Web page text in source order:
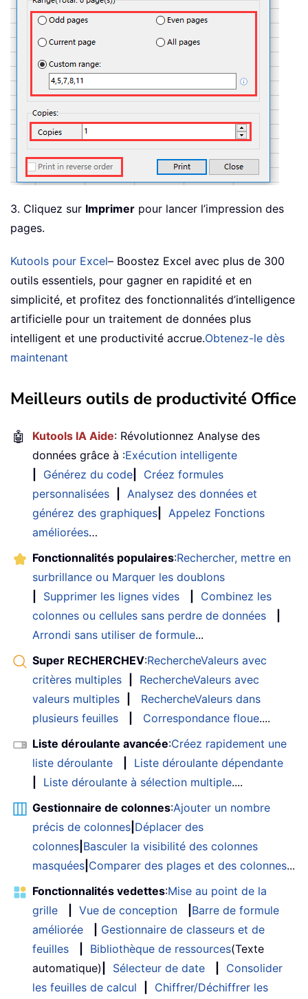
3. Cliquez sur Imprimer pour lancer l’impression des
pages.
Kutools pour Excel– Boostez Excel avec plus de 300
outils essentiels, pour gagner en rapidité et en
simplicité, et profitez des fonctionnalités d’intelligence
artificielle pour un traitement de données plus
intelligent et une productivité accrue.Obtenez-le dès
maintenant
Meilleurs outils de productivité Office
🤖 Kutools IA Aide: Révolutionnez Analyse des
données grâce à :Exécution intelligente
Générez du code
Créez formules
personnalisées
Analysez des données et
générez des graphiques
Appelez Fonctions
améliorées…
Fonctionnalités populaires:Rechercher, mettre en
surbrillance ou Marquer les doublons
Supprimer les lignes vides
Combinez les
colonnes ou cellules sans perdre de données
Arrondi sans utiliser de formule...
Super RECHERCHEV:RechercheValeurs avec
critères multiples
RechercheValeurs avec
valeurs multiples
RechercheValeurs dans
plusieurs feuilles
Correspondance floue....
Liste déroulante avancée:Créez rapidement une
liste déroulante
Liste déroulante dépendante
Liste déroulante à sélection multiple....
Gestionnaire de colonnes:Ajouter un nombre
précis de colonnes Déplacer des
colonnes Basculer la visibilité des colonnes
masquées Comparer des plages et des colonnes...
Fonctionnalités vedettes:Mise au point de la
grille
Vue de conception
Barre de formule
améliorée
Gestionnaire de classeurs et de
feuilles
Bibliothèque de ressources(Texte
automatique)
Sélecteur de date
Consolider
les feuilles de calcul
Chiffrer/Déchiffrer les